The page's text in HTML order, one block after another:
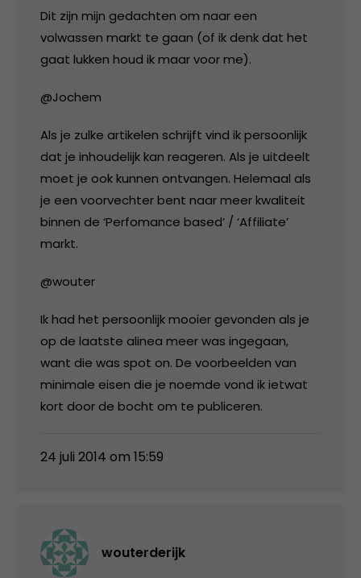
Dit zijn mijn gedachten om naar een
volwassen markt te gaan (of ik denk dat het
gaat lukken houd ik maar voor me).
@Jochem
Als je zulke artikelen schrijft vind ik persoonlijk
dat je inhoudelijk kan reageren. Als je uitdeelt
moet je ook kunnen ontvangen. Helemaal als
je een voorvechter bent naar meer kwaliteit
binnen de ‘Perfomance based’ / ‘Affiliate’
markt.
@wouter
Ik had het persoonlijk mooier gevonden als je
op de laatste alinea meer was ingegaan,
want die was spot on. De voorbeelden van
minimale eisen die je noemde vond ik ietwat
kort door de bocht om te publiceren.
24 juli 2014 om 15:59
wouterderijk